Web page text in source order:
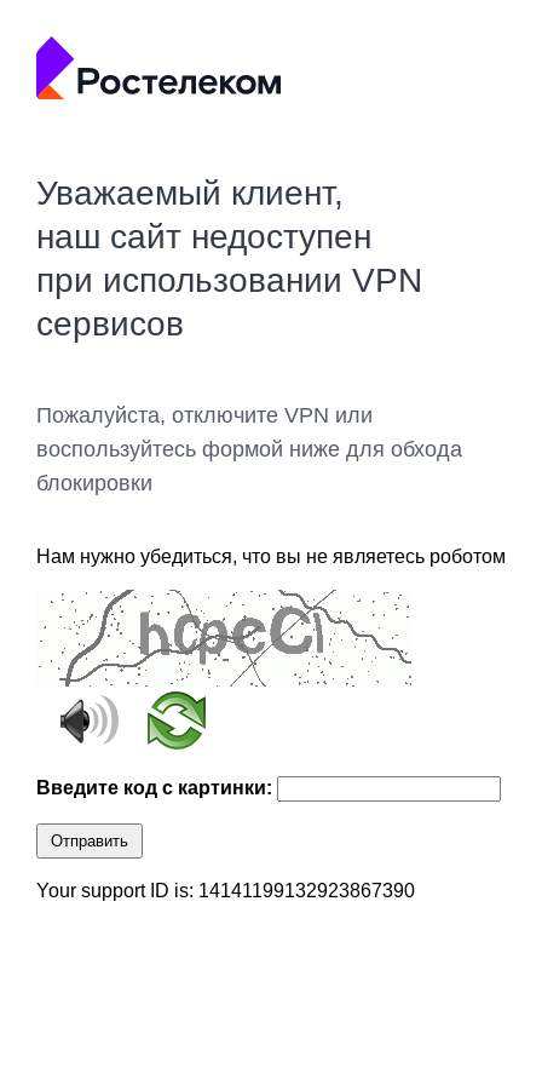
Уважаемый клиент,
наш сайт недоступен
при использовании VPN
сервисов
Пожалуйста, отключите VPN или
воспользуйтесь формой ниже для обхода
блокировки
Нам нужно убедиться, что вы не являетесь роботом
Введите код с картинки:
Отправить
Your support ID is: 14141199132923867390